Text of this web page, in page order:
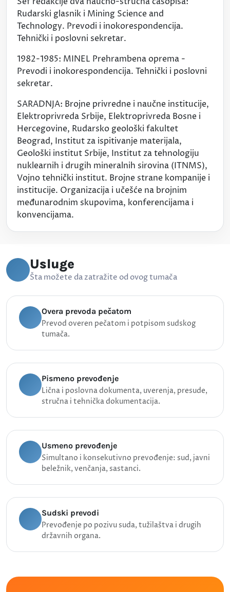
Rudarski glasnik i Mining Science and
Technology. Prevodi i inokorespondencija.
Tehnički i poslovni sekretar.
1982-1985: MINEL Prehrambena oprema -
Prevodi i inokorespondencija. Tehnički i poslovni
sekretar.
SARADNJA: Brojne privredne i naučne institucije,
Elektroprivreda Srbije, Elektroprivreda Bosne i
Hercegovine, Rudarsko geološki fakultet
Beograd, Institut za ispitivanje materijala,
Geološki institut Srbije, Institut za tehnologiju
nuklearnih i drugih mineralnih sirovina (ITNMS),
Vojno tehnički institut. Brojne strane kompanije i
institucije. Organizacija i učešće na brojnim
međunarodnim skupovima, konferencijama i
konvencijama.
Usluge
Šta možete da zatražite od ovog tumača
Overa prevoda pečatom
Prevod overen pečatom i potpisom sudskog
tumača.
Pismeno prevođenje
Lična i poslovna dokumenta, uverenja, presude,
stručna i tehnička dokumentacija.
Usmeno prevođenje
Simultano i konsekutivno prevođenje: sud, javni
beležnik, venčanja, sastanci.
Sudski prevodi
Prevođenje po pozivu suda, tužilaštva i drugih
državnih organa.